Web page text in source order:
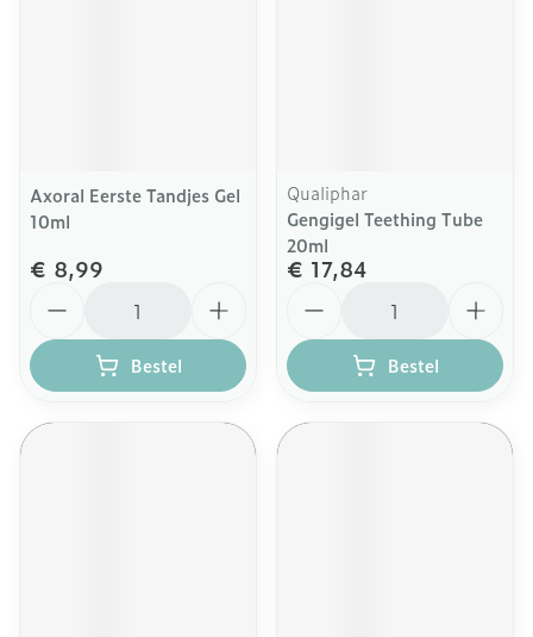
Axoral Eerste Tandjes Gel
10ml
€ 8,99
Bestel
Qualiphar
Gengigel Teething Tube
20ml
€ 17,84
Bestel